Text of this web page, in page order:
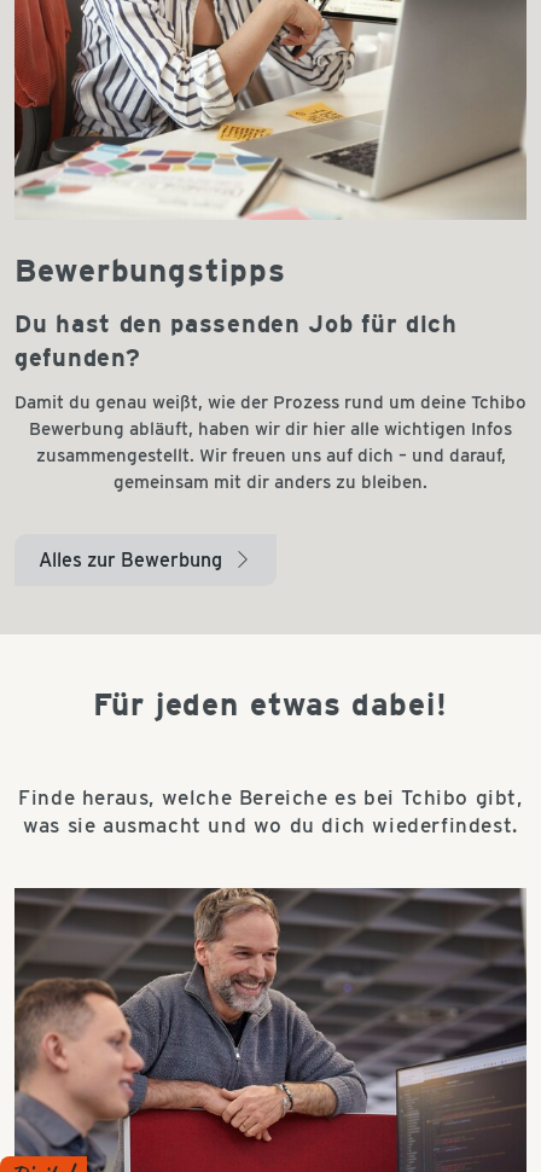
Bewerbungstipps
Du hast den passenden Job für dich
gefunden?
Damit du genau weißt, wie der Prozess rund um deine Tchibo
Bewerbung abläuft, haben wir dir hier alle wichtigen Infos
zusammengestellt. Wir freuen uns auf dich – und darauf,
gemeinsam mit dir anders zu bleiben.
Alles zur Bewerbung arrow_right
Für jeden etwas dabei!
Finde heraus, welche Bereiche es bei Tchibo gibt,
was sie ausmacht und wo du dich wiederfindest.